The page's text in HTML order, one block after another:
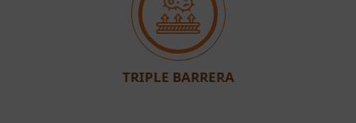
TRIPLE BARRERA